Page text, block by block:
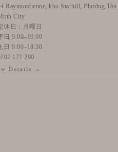
Raymondienne, khu Starhill, Phường
City
休日：月曜日
日 9:00–19:00
日 9:00–18:30
177 290
Details →